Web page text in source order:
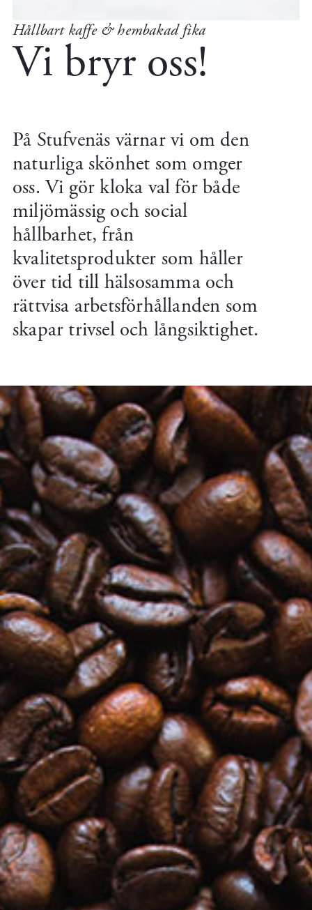
Hållbart kaffe & hembakad fika
Vi bryr oss!
På Stufvenäs värnar vi om den
naturliga skönhet som omger
oss. Vi gör kloka val för både
miljömässig och social
hållbarhet, från
kvalitetsprodukter som håller
över tid till hälsosamma och
rättvisa arbetsförhållanden som
skapar trivsel och långsiktighet.